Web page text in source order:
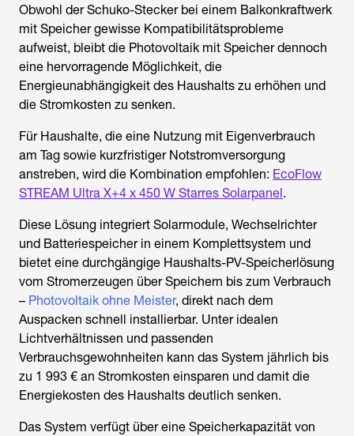
Obwohl der Schuko-Stecker bei einem Balkonkraftwerk
mit Speicher gewisse Kompatibilitätsprobleme
aufweist, bleibt die Photovoltaik mit Speicher dennoch
eine hervorragende Möglichkeit, die
Energieunabhängigkeit des Haushalts zu erhöhen und
die Stromkosten zu senken.
Für Haushalte, die eine Nutzung mit Eigenverbrauch
am Tag sowie kurzfristiger Notstromversorgung
anstreben, wird die Kombination empfohlen: EcoFlow
STREAM Ultra X+4 x 450 W Starres Solarpanel.
Diese Lösung integriert Solarmodule, Wechselrichter
und Batteriespeicher in einem Komplettsystem und
bietet eine durchgängige Haushalts-PV-Speicherlösung
vom Stromerzeugen über Speichern bis zum Verbrauch
– Photovoltaik ohne Meister, direkt nach dem
Auspacken schnell installierbar. Unter idealen
Lichtverhältnissen und passenden
Verbrauchsgewohnheiten kann das System jährlich bis
zu 1 993 € an Stromkosten einsparen und damit die
Energiekosten des Haushalts deutlich senken.
Das System verfügt über eine Speicherkapazität von